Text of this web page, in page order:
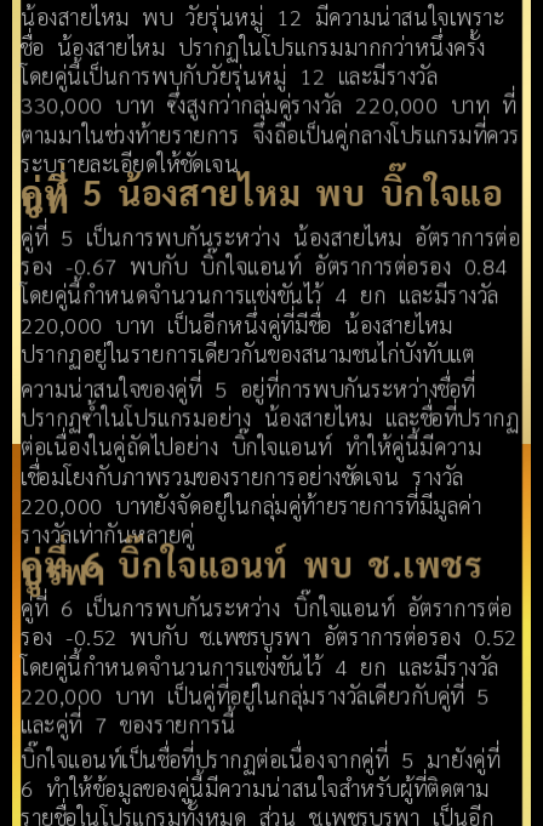
น้องสายไหม พบ วัยรุ่นหมู่ 12 มีความน่าสนใจเพราะ
ชื่อ น้องสายไหม ปรากฏในโปรแกรมมากกว่าหนึ่งครั้ง
โดยคู่นี้เป็นการพบกับวัยรุ่นหมู่ 12 และมีรางวัล
330,000 บาท ซึ่งสูงกว่ากลุ่มคู่รางวัล 220,000 บาท ที่
ตามมาในช่วงท้ายรายการ จึงถือเป็นคู่กลางโปรแกรมที่ควร
ระบุรายละเอียดให้ชัดเจน
คู่ที่ 5 น้องสายไหม พบ บิ๊กใจแอ
นท์
คู่ที่ 5 เป็นการพบกันระหว่าง น้องสายไหม อัตราการต่อ
รอง -0.67 พบกับ บิ๊กใจแอนท์ อัตราการต่อรอง 0.84
โดยคู่นี้กำหนดจำนวนการแข่งขันไว้ 4 ยก และมีรางวัล
220,000 บาท เป็นอีกหนึ่งคู่ที่มีชื่อ น้องสายไหม
ปรากฏอยู่ในรายการเดียวกันของสนามชนไก่บังทับแต
ความน่าสนใจของคู่ที่ 5 อยู่ที่การพบกันระหว่างชื่อที่
ปรากฏซ้ำในโปรแกรมอย่าง น้องสายไหม และชื่อที่ปรากฏ
ต่อเนื่องในคู่ถัดไปอย่าง บิ๊กใจแอนท์ ทำให้คู่นี้มีความ
เชื่อมโยงกับภาพรวมของรายการอย่างชัดเจน รางวัล
220,000 บาทยังจัดอยู่ในกลุ่มคู่ท้ายรายการที่มีมูลค่า
รางวัลเท่ากันหลายคู่
คู่ที่ 6 บิ๊กใจแอนท์ พบ ช.เพชร
บูรพา
คู่ที่ 6 เป็นการพบกันระหว่าง บิ๊กใจแอนท์ อัตราการต่อ
รอง -0.52 พบกับ ช.เพชรบูรพา อัตราการต่อรอง 0.52
โดยคู่นี้กำหนดจำนวนการแข่งขันไว้ 4 ยก และมีรางวัล
220,000 บาท เป็นคู่ที่อยู่ในกลุ่มรางวัลเดียวกับคู่ที่ 5
และคู่ที่ 7 ของรายการนี้
บิ๊กใจแอนท์เป็นชื่อที่ปรากฏต่อเนื่องจากคู่ที่ 5 มายังคู่ที่
6 ทำให้ข้อมูลของคู่นี้มีความน่าสนใจสำหรับผู้ที่ติดตาม
รายชื่อในโปรแกรมทั้งหมด ส่วน ช.เพชรบูรพา เป็นอีก